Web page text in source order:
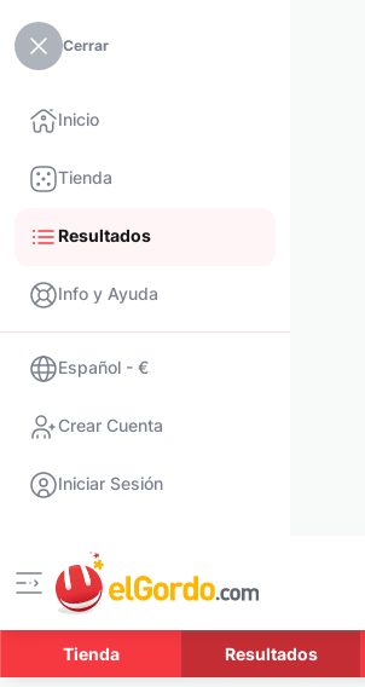
Cerrar
Inicio
Tienda
Resultados
Info y Ayuda
Español - €
Crear Cuenta
Iniciar Sesión
Tienda Resultados